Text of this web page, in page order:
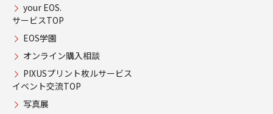
your EOS.
サービスTOP
EOS学園
オンライン購入相談
PIXUSプリント枚ルサービス
イベント交流TOP
写真展